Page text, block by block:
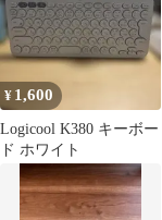
¥ 1,600
Logicool K380 キーボー
ド ホワイト